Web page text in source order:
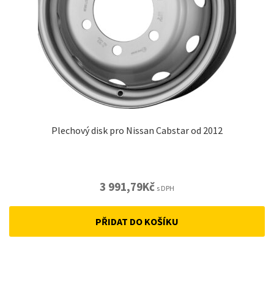
Plechový disk pro Nissan Cabstar od 2012
3 991,79Kč s DPH
PŘIDAT DO KOŠÍKU